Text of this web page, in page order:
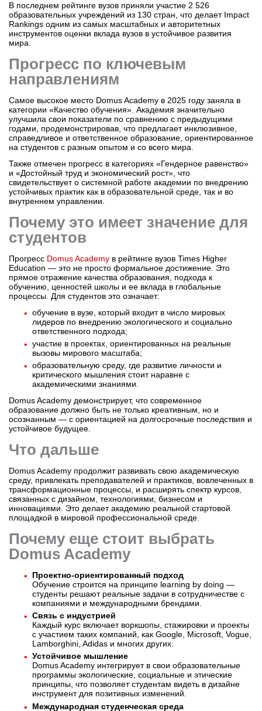
В последнем рейтинге вузов приняли участие 2 526
образовательных учреждений из 130 стран, что делает Impact
Rankings одним из самых масштабных и авторитетных
инструментов оценки вклада вузов в устойчивое развития
мира.
Прогресс по ключевым
направлениям
Самое высокое место Domus Academy в 2025 году заняла в
категории «Качество обучения». Академия значительно
улучшила свои показатели по сравнению с предыдущими
годами, продемонстрировав, что предлагает инклюзивное,
справедливое и ответственное образование, ориентированное
на студентов с разным опытом и со всего мира.
Также отмечен прогресс в категориях «Гендерное равенство»
и «Достойный труд и экономический рост», что
свидетельствует о системной работе академии по внедрению
устойчивых практик как в образовательной среде, так и во
внутреннем управлении.
Почему это имеет значение для
студентов
Прогресс Domus Academy в рейтинге вузов Times Higher
Education — это не просто формальное достижение. Это
прямое отражение качества образования, подхода к
обучению, ценностей школы и ее вклада в глобальные
процессы. Для студентов это означает:
обучение в вузе, который входит в число мировых
лидеров по внедрению экологического и социально
ответственного подхода;
участие в проектах, ориентированных на реальные
вызовы мирового масштаба;
образовательную среду, где развитие личности и
критического мышления стоит наравне с
академическими знаниями.
Domus Academy демонстрирует, что современное
образование должно быть не только креативным, но и
осознанным — с ориентацией на долгосрочные последствия и
устойчивое будущее.
Что дальше
Domus Academy продолжит развивать свою академическую
среду, привлекать преподавателей и практиков, вовлеченных в
трансформационные процессы, и расширять спектр курсов,
связанных с дизайном, технологиями, бизнесом и
инновациями. Это делает академию реальной стартовой
площадкой в мировой профессиональной среде.
Почему еще стоит выбрать
Domus Academy
Проектно-ориентированный подход
Обучение строится на принципе learning by doing —
студенты решают реальные задачи в сотрудничестве с
компаниями и международными брендами.
Связь с индустрией
Каждый курс включает воркшопы, стажировки и проекты
с участием таких компаний, как Google, Microsoft, Vogue,
Lamborghini, Adidas и многих других.
Устойчивое мышление
Domus Academy интегрирует в свои образовательные
программы экологические, социальные и этические
принципы, что позволяет студентам видеть в дизайне
инструмент для позитивных изменений.
Международная студенческая среда